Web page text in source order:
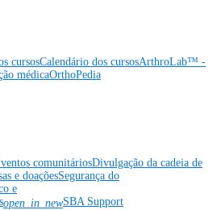
cursosCalendário dos cursosArthroLab™ -
médicaOrthoPedia
comunitáriosDivulgação da cadeia de
e doaçõesSegurança do
e
open_in_newSBA Support